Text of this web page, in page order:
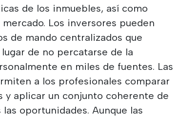
de los inmuebles, así como
Los inversores pueden
de mando centralizados que
de no percatarse de la
en miles de fuentes. Las
a los profesionales comparar
aplicar un conjunto coherente de
oportunidades. Aunque las